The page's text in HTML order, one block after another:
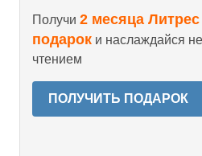
Получи 2 месяца
подарок и наслаждайся
чтением
ПОЛУЧИТЬ ПОДАРОК